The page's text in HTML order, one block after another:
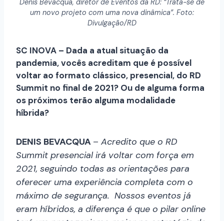
Denis Bevacqua, diretor de Eventos da RD: “Trata-se de
um novo projeto com uma nova dinâmica”. Foto:
Divulgação/RD
SC INOVA – Dada a atual situação da
pandemia, vocês acreditam que é possível
voltar ao formato clássico, presencial, do RD
Summit no final de 2021? Ou de alguma forma
os próximos terão alguma modalidade
híbrida?
DENIS BEVACQUA – Acredito que o RD
Summit presencial irá voltar com força em
2021, seguindo todas as orientações para
oferecer uma experiência completa com o
máximo de segurança. Nossos eventos já
eram híbridos, a diferença é que o pilar online